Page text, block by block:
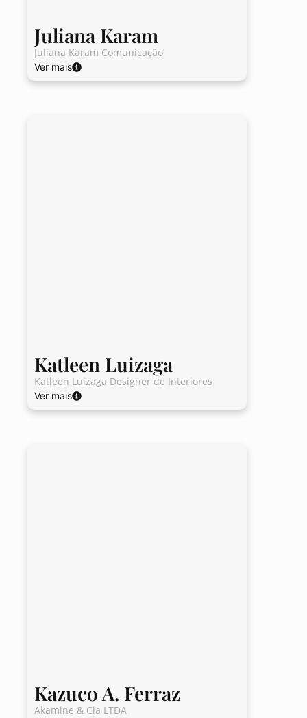
Juliana Karam
Juliana Karam Comunicação
Ver mais
Katleen Luizaga
Katleen Luizaga Designer de Interiores
Ver mais
Kazuco A. Ferraz
Akamine & Cia LTDA